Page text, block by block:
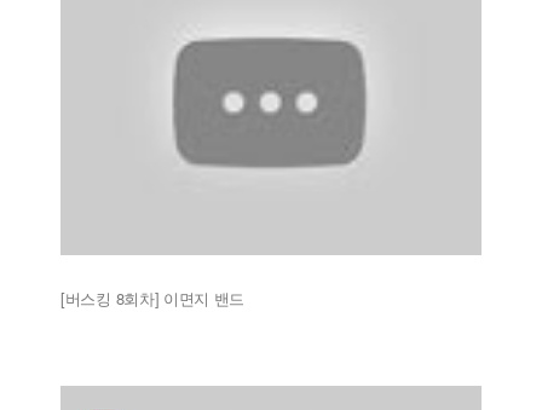
[버스킹 8회차] 이면지 밴드